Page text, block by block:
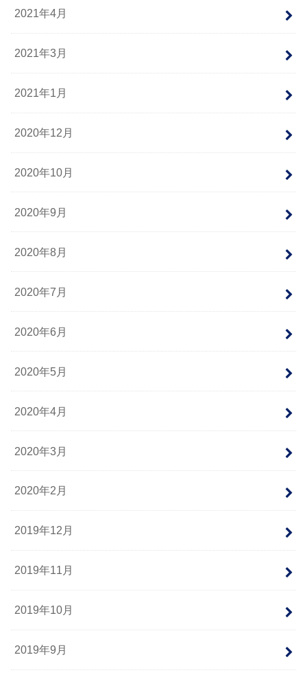
2021年4月
2021年3月
2021年1月
2020年12月
2020年10月
2020年9月
2020年8月
2020年7月
2020年6月
2020年5月
2020年4月
2020年3月
2020年2月
2019年12月
2019年11月
2019年10月
2019年9月